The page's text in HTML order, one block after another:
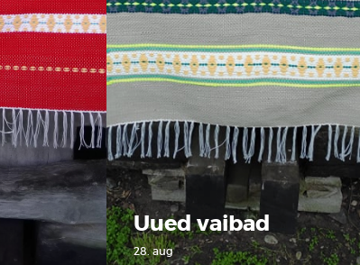
Uued vaibad
28. aug